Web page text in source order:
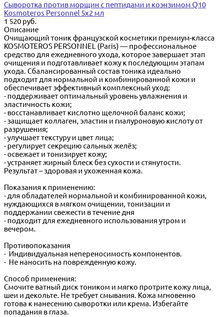
Сыворотка против морщин с пептидами и коэнзимом Q10
Kosmoteros Personnel 5х2 мл
1 520 руб.
Описание
Очищающий тоник французской косметики премиум-класса
KOSMOTEROS PERSONNEL (Paris) — профессиональное
средство для ежедневного ухода, которое завершает этап
очищения и подготавливает кожу к последующим этапам
ухода. Сбалансированный состав тоника идеально
подходит для нормальной и комбинированной кожи и
обеспечивает эффективный комплексный уход:
- поддерживает оптимальный уровень увлажнения и
эластичность кожи;
- восстанавливает кислотно щелочной баланс кожи;
- защищает коллаген, эластин и гиалуроновую кислоту от
разрушения;
- улучшает текстуру и цвет лица;
- регулирует секрецию сальных желёз;
- освежает и тонизирует кожу;
- устраняет жирный блеск без сухости и стянутости.
Результат – здоровая и ухоженная кожа.
Показания к применению:
- для обладателей нормальной и комбинированной кожи,
нуждающихся в мягком очищении, тонизации и
поддержании свежести в течение дня
- подходит для ежедневного использования утром и
вечером.
Противопоказания
- Индивидуальная непереносимость компонентов.
- Не наносить на поврежденную кожу.
Способ применения:
Смочите ватный диск тоником и мягко протрите кожу лица,
шеи и декольте. Не требует смывания. Кожа мгновенно
готова к нанесению сыворотки или крема. Избегайте
попадания в глаза.